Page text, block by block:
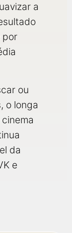
a
por
ou
o longa
da
e